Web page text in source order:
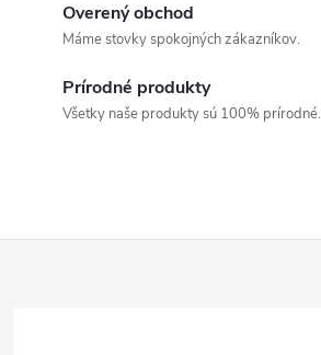
Overený obchod
Máme stovky spokojných zákazníkov.
Prírodné produkty
Všetky naše produkty sú 100% prírodné.